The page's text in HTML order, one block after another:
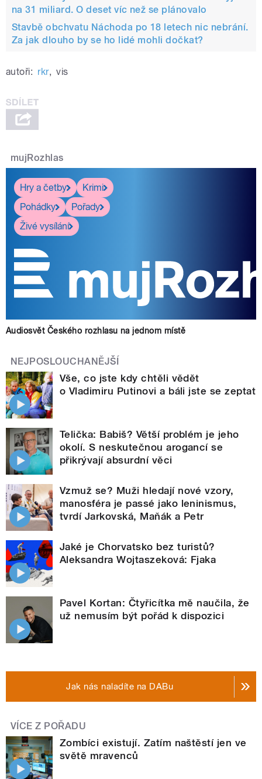
na 31 miliard. O deset víc než se plánovalo
Stavbě obchvatu Náchoda po 18 letech nic nebrání.
Za jak dlouho by se ho lidé mohli dočkat?
autoři: rkr, vis
mujRozhlas
Hry a četby
Krimi
Pohádky
Pořady
Živé vysílání
Audiosvět Českého rozhlasu na jednom místě
NEJPOSLOUCHANĚJŠÍ
Vše, co jste kdy chtěli vědět
o Vladimiru Putinovi a báli jste se zeptat
Telička: Babiš? Větší problém je jeho
okolí. S neskutečnou arogancí se
přikrývají absurdní věci
Vzmuž se? Muži hledají nové vzory,
manosféra je passé jako leninismus,
tvrdí Jarkovská, Maňák a Petr
Jaké je Chorvatsko bez turistů?
Aleksandra Wojtaszeková: Fjaka
Pavel Kortan: Čtyřicítka mě naučila, že
už nemusím být pořád k dispozici
Jak nás naladíte na DABu
VÍCE Z POŘADU
Zombíci existují. Zatím naštěstí jen ve
světě mravenců